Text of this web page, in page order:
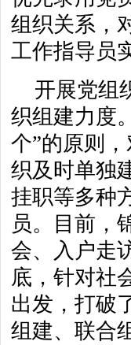
组织关系，
工作指导员
开展党组
织组建力度
个”的原则
织及时单独
挂职等多种
员。目前，
会、入户走
底，针对社
出发，打破
组建、联合